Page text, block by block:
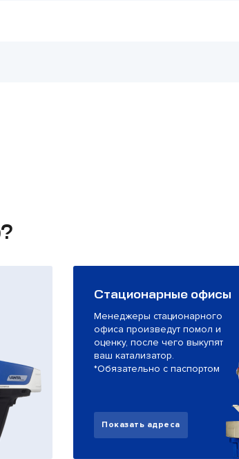
Стационарные офисы
Менеджеры стационарного
офиса произведут помол и
оценку, после чего выкупят
ваш катализатор.
*Обязательно с паспортом
Показать адреса